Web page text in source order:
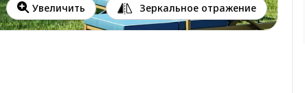
Увеличить Зеркальное отражение